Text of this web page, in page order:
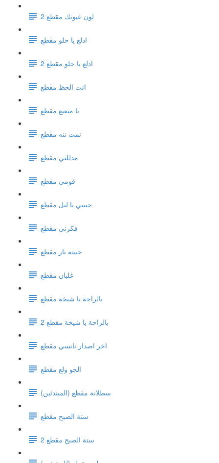
لون عيونك مقطع 2
ادلع يا حلو مقطع
ادلع يا حلو مقطع 2
انت الحظ مقطع
يا منعنع مقطع
نمت ننه مقطع
مدللتي مقطع
قومي مقطع
حبيبي يا ليل مقطع
فكرني مقطع
حبيته نار مقطع
غلبان مقطع
بالراحة يا شيخة مقطع
بالراحة يا شيخة مقطع 2
اخر اصدار نانسي مقطع
الجو ولع مقطع
سطلانة مقطع (المبتدئين)
ستة الصبح مقطع
ستة الصبح مقطع 2